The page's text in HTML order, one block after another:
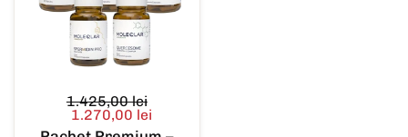
1.425,00 lei
1.270,00 lei